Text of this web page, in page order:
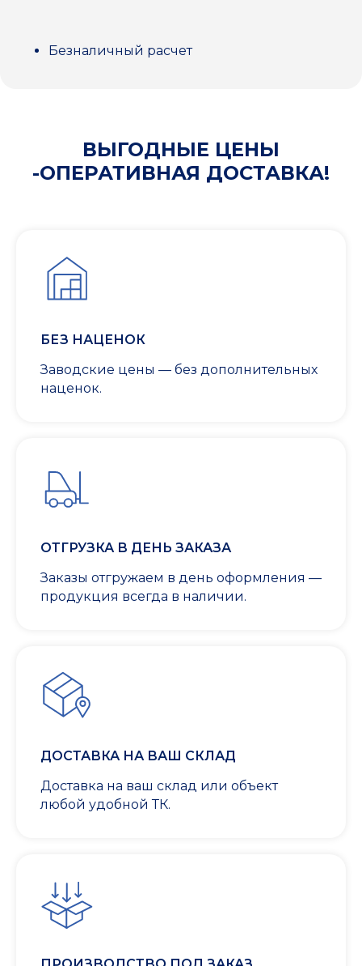
Безналичный расчет
ВЫГОДНЫЕ ЦЕНЫ
-ОПЕРАТИВНАЯ ДОСТАВКА!
БЕЗ НАЦЕНОК
Заводские цены — без дополнительных
наценок.
ОТГРУЗКА В ДЕНЬ ЗАКАЗА
Заказы отгружаем в день оформления —
продукция всегда в наличии.
ДОСТАВКА НА ВАШ СКЛАД
Доставка на ваш склад или объект
любой удобной ТК.